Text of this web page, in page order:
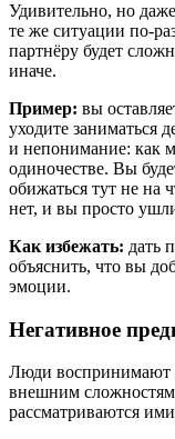
Удивительно, но
те же ситуации по-
партнёру будет
иначе.
Пример: вы
уходите заниматься
и непонимание: как
одиночестве. Вы
обижаться тут не на
нет, и вы просто
Как избежать: дать
объяснить, что вы
эмоции.
Негативное
Люди воспринимают
внешним
рассматриваются